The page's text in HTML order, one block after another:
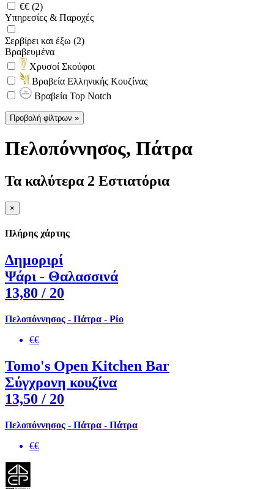
€€ (2)
Υπηρεσίες & Παροχές
Σερβίρει και έξω (2)
Βραβευμένα
Χρυσοί Σκούφοι
Βραβεία Ελληνικής Κουζίνας
Βραβεία Top Notch
Προβολή φίλτρων »
Πελοπόννησος, Πάτρα
Τα καλύτερα 2 Εστιατόρια
×
Πλήρης χάρτης
Δημοριρί
Ψάρι - Θαλασσινά
13,80 / 20
Πελοπόννησος - Πάτρα - Ρίο
€€
Tomo's Open Kitchen Bar
Σύγχρονη κουζίνα
13,50 / 20
Πελοπόννησος - Πάτρα - Πάτρα
€€